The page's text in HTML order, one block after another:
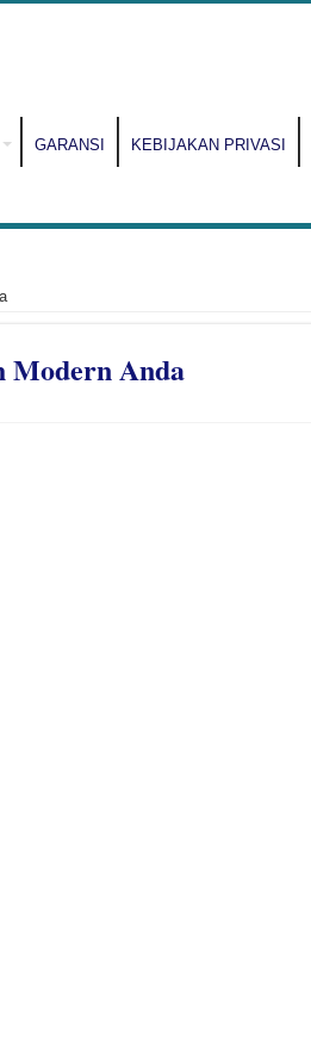
GARANSI KEBIJAKAN PRIVASI
Modern Anda